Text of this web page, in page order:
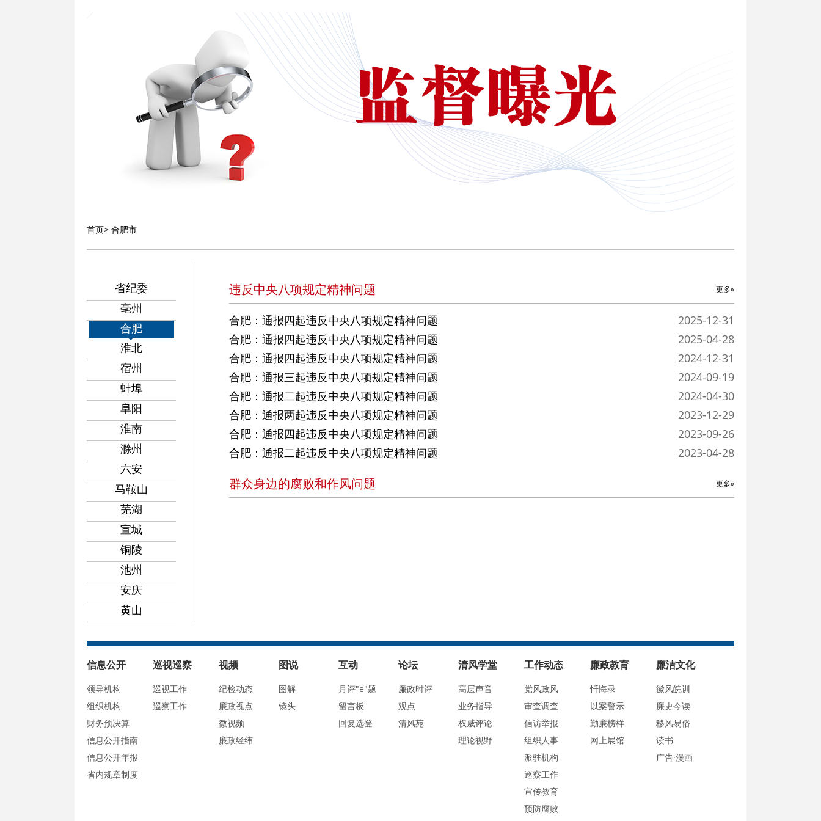
首页> 合肥市
省纪委
亳州
合肥
淮北
宿州
蚌埠
阜阳
淮南
滁州
六安
马鞍山
芜湖
宣城
铜陵
池州
安庆
黄山
更多»
违反中央八项规定精神问题
2025-12-31
合肥：通报四起违反中央八项规定精神问题
2025-04-28
合肥：通报四起违反中央八项规定精神问题
2024-12-31
合肥：通报四起违反中央八项规定精神问题
2024-09-19
合肥：通报三起违反中央八项规定精神问题
2024-04-30
合肥：通报二起违反中央八项规定精神问题
2023-12-29
合肥：通报两起违反中央八项规定精神问题
2023-09-26
合肥：通报四起违反中央八项规定精神问题
2023-04-28
合肥：通报二起违反中央八项规定精神问题
更多»
群众身边的腐败和作风问题
信息公开
领导机构
组织机构
财务预决算
信息公开指南
信息公开年报
省内规章制度
巡视巡察
巡视工作
巡察工作
视频
纪检动态
廉政视点
微视频
廉政经纬
图说
图解
镜头
互动
月评"e"题
留言板
回复选登
论坛
廉政时评
观点
清风苑
清风学堂
高层声音
业务指导
权威评论
理论视野
工作动态
党风政风
审查调查
信访举报
组织人事
派驻机构
巡察工作
宣传教育
预防腐败
廉政教育
忏悔录
以案警示
勤廉榜样
网上展馆
廉洁文化
徽风皖训
廉史今读
移风易俗
读书
广告·漫画